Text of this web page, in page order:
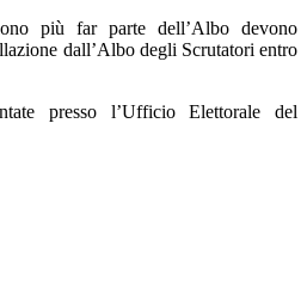
più far parte dell’Albo devono
dall’Albo degli Scrutatori entro
presso l’Ufficio Elettorale del